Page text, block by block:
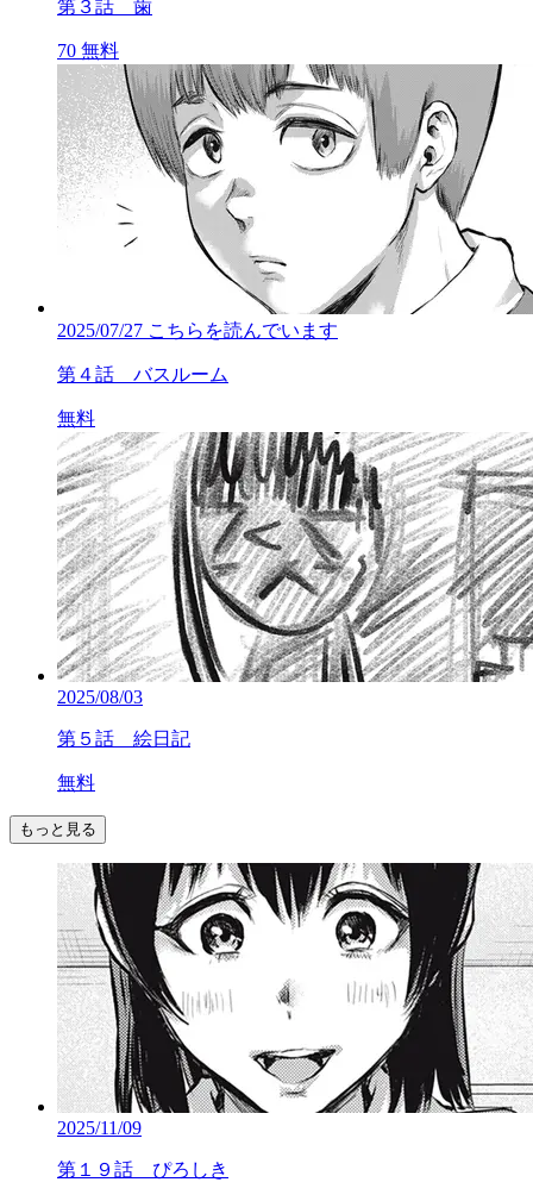
第３話 歯
70 無料
2025/07/27 こちらを読んでいます
第４話 バスルーム
無料
2025/08/03
第５話 絵日記
無料
もっと見る
2025/11/09
第１９話 ぴろしき